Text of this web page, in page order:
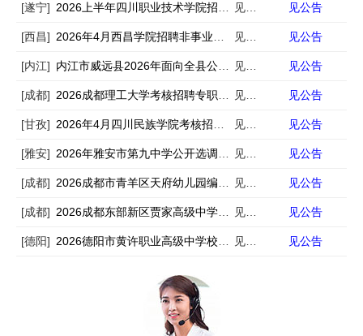
[遂宁] 2026上半年四川职业技术学院招聘事业编制工作人员30人 见公告 见公告
[西昌] 2026年4月西昌学院招聘非事业编制工作人员18人 见公告 见公告
[内江] 内江市威远县2026年面向全县公开考调城区学校教师69名公告 见公告 见公告
[成都] 2026成都理工大学考核招聘专职思想政治理论课教师6人 见公告 见公告
[甘孜] 2026年4月四川民族学院考核招聘28名非事业编制工作人员公告 见公告 见公告
[雅安] 2026年雅安市第九中学公开选调事业人员的公告 见公告 见公告
[成都] 2026成都市青羊区天府幼儿园编外教师招聘13人 见公告 见公告
[成都] 2026成都东部新区贾家高级中学（第二次）高中英语教师招聘1人 见公告 见公告
[德阳] 2026德阳市黄许职业高级中学校（旌阳综合高中）教师招聘3人 见公告 见公告